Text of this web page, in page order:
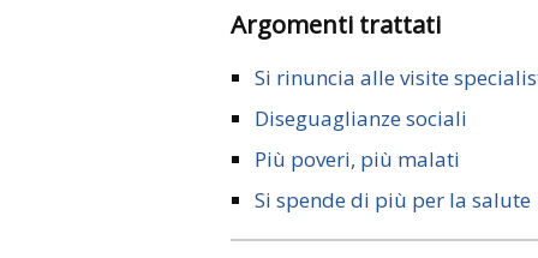
Argomenti trattati
Si rinuncia alle visite
Diseguaglianze sociali
Più poveri, più malati
Si spende di più per la salute